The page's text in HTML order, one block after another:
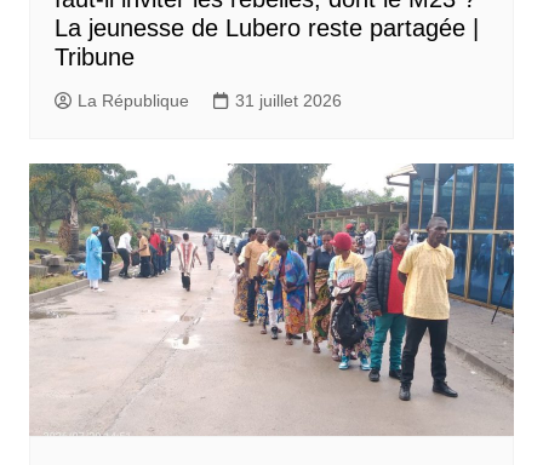
La jeunesse de Lubero reste partagée |
Tribune
La République 31 juillet 2026